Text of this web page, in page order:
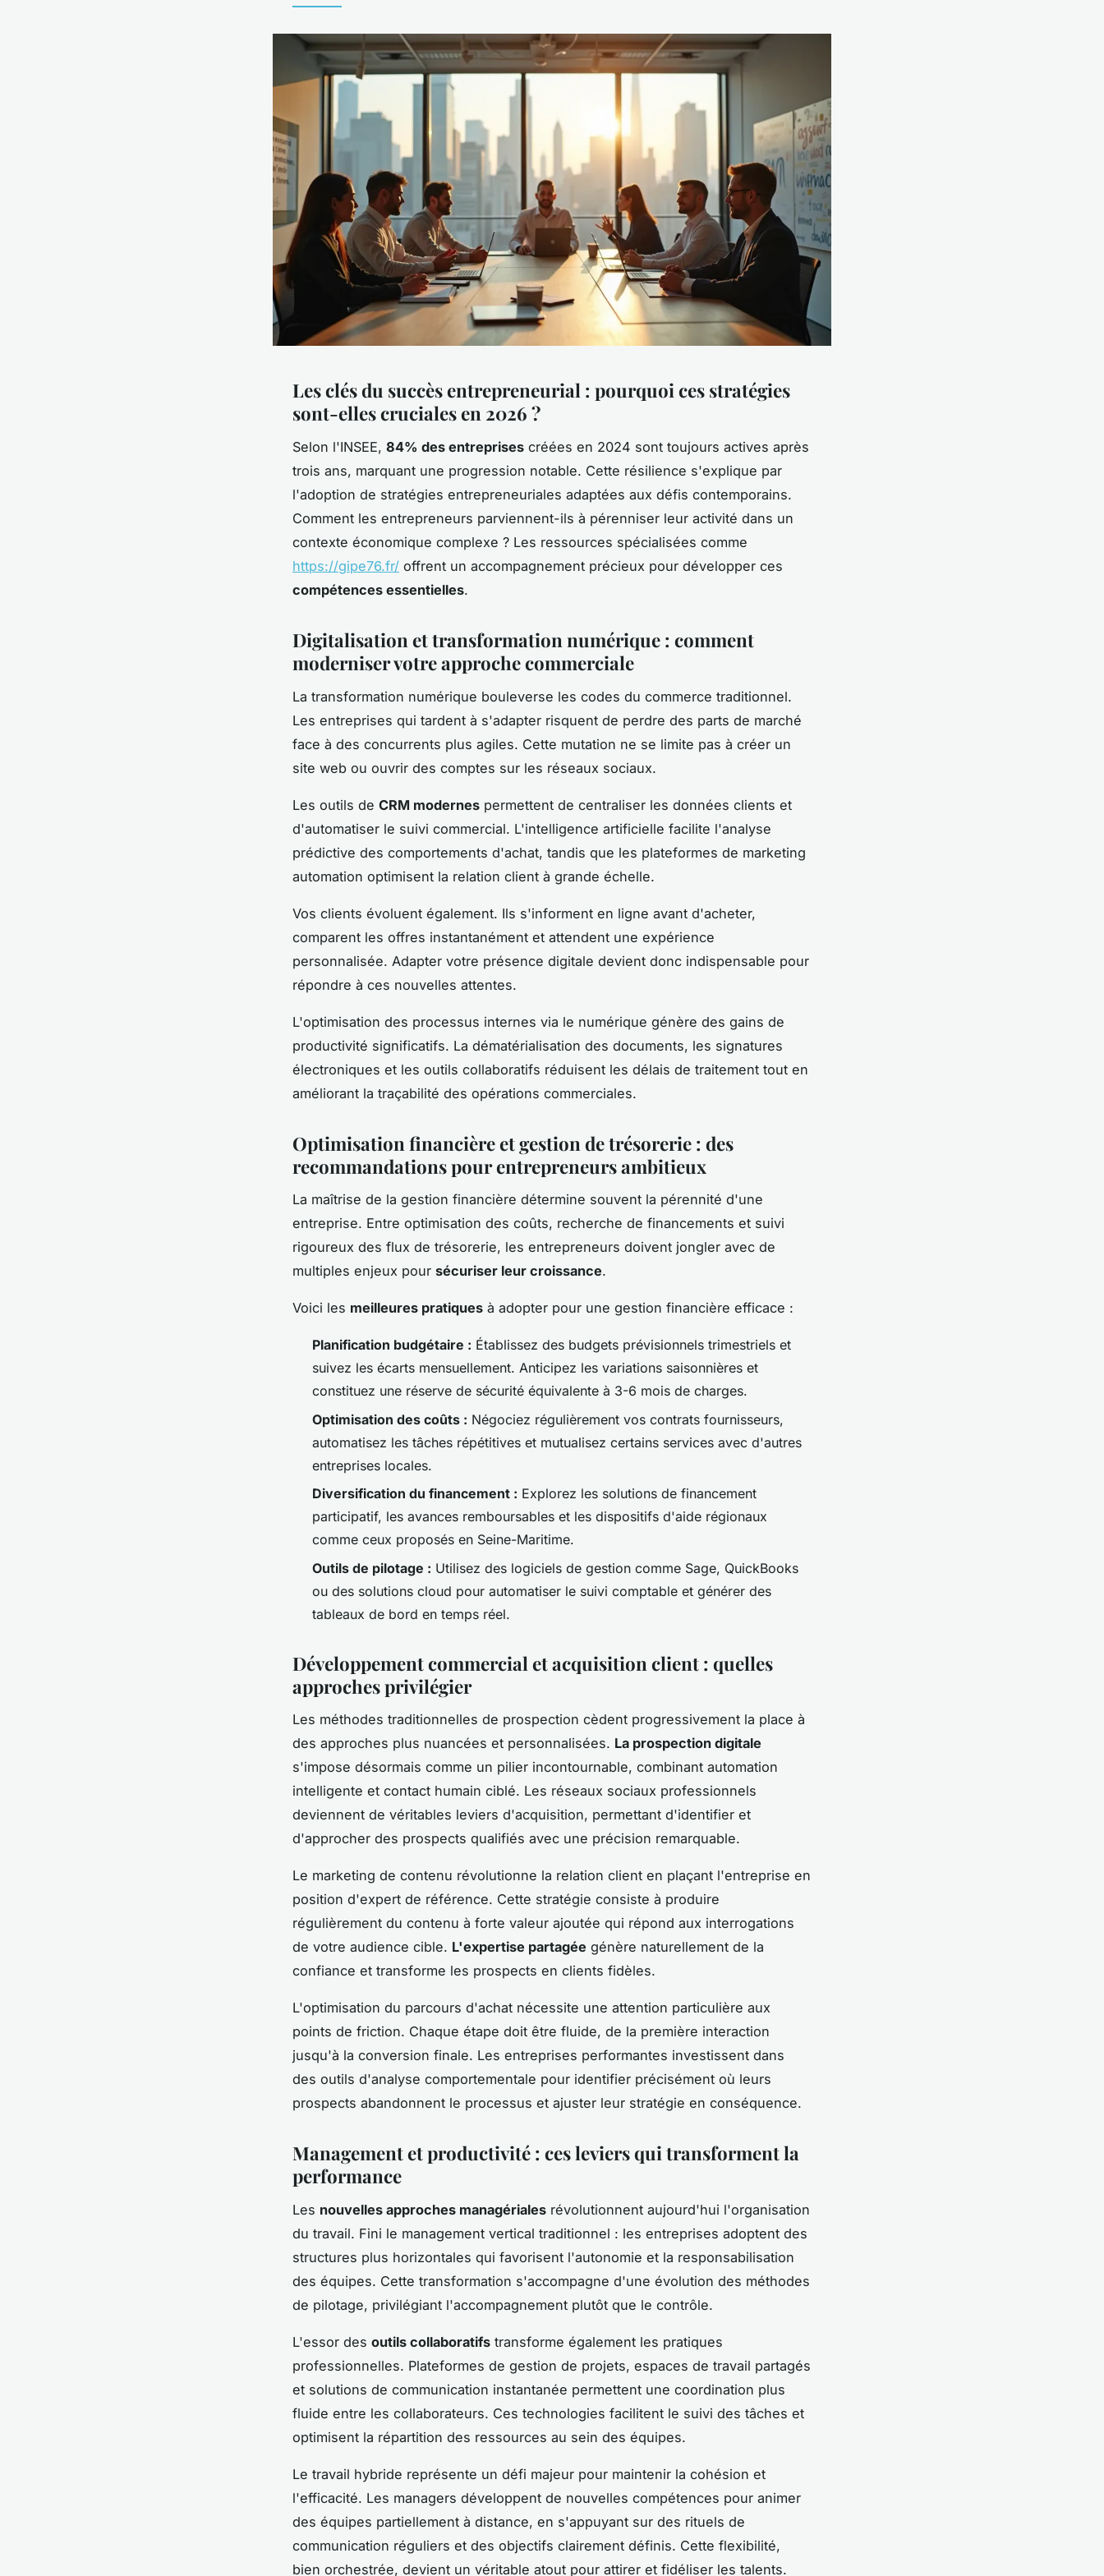
Les clés du succès entrepreneurial : pourquoi ces stratégies
sont-elles cruciales en 2026 ?
Selon l'INSEE, 84% des entreprises créées en 2024 sont toujours actives après
trois ans, marquant une progression notable. Cette résilience s'explique par
l'adoption de stratégies entrepreneuriales adaptées aux défis contemporains.
Comment les entrepreneurs parviennent-ils à pérenniser leur activité dans un
contexte économique complexe ? Les ressources spécialisées comme
https://gipe76.fr/ offrent un accompagnement précieux pour développer ces
compétences essentielles.
Digitalisation et transformation numérique : comment
moderniser votre approche commerciale
La transformation numérique bouleverse les codes du commerce traditionnel.
Les entreprises qui tardent à s'adapter risquent de perdre des parts de marché
face à des concurrents plus agiles. Cette mutation ne se limite pas à créer un
site web ou ouvrir des comptes sur les réseaux sociaux.
Les outils de CRM modernes permettent de centraliser les données clients et
d'automatiser le suivi commercial. L'intelligence artificielle facilite l'analyse
prédictive des comportements d'achat, tandis que les plateformes de marketing
automation optimisent la relation client à grande échelle.
Vos clients évoluent également. Ils s'informent en ligne avant d'acheter,
comparent les offres instantanément et attendent une expérience
personnalisée. Adapter votre présence digitale devient donc indispensable pour
répondre à ces nouvelles attentes.
L'optimisation des processus internes via le numérique génère des gains de
productivité significatifs. La dématérialisation des documents, les signatures
électroniques et les outils collaboratifs réduisent les délais de traitement tout en
améliorant la traçabilité des opérations commerciales.
Optimisation financière et gestion de trésorerie : des
recommandations pour entrepreneurs ambitieux
La maîtrise de la gestion financière détermine souvent la pérennité d'une
entreprise. Entre optimisation des coûts, recherche de financements et suivi
rigoureux des flux de trésorerie, les entrepreneurs doivent jongler avec de
multiples enjeux pour sécuriser leur croissance.
Voici les meilleures pratiques à adopter pour une gestion financière efficace :
Planification budgétaire : Établissez des budgets prévisionnels trimestriels et
suivez les écarts mensuellement. Anticipez les variations saisonnières et
constituez une réserve de sécurité équivalente à 3-6 mois de charges.
Optimisation des coûts : Négociez régulièrement vos contrats fournisseurs,
automatisez les tâches répétitives et mutualisez certains services avec d'autres
entreprises locales.
Diversification du financement : Explorez les solutions de financement
participatif, les avances remboursables et les dispositifs d'aide régionaux
comme ceux proposés en Seine-Maritime.
Outils de pilotage : Utilisez des logiciels de gestion comme Sage, QuickBooks
ou des solutions cloud pour automatiser le suivi comptable et générer des
tableaux de bord en temps réel.
Développement commercial et acquisition client : quelles
approches privilégier
Les méthodes traditionnelles de prospection cèdent progressivement la place à
des approches plus nuancées et personnalisées. La prospection digitale
s'impose désormais comme un pilier incontournable, combinant automation
intelligente et contact humain ciblé. Les réseaux sociaux professionnels
deviennent de véritables leviers d'acquisition, permettant d'identifier et
d'approcher des prospects qualifiés avec une précision remarquable.
Le marketing de contenu révolutionne la relation client en plaçant l'entreprise en
position d'expert de référence. Cette stratégie consiste à produire
régulièrement du contenu à forte valeur ajoutée qui répond aux interrogations
de votre audience cible. L'expertise partagée génère naturellement de la
confiance et transforme les prospects en clients fidèles.
L'optimisation du parcours d'achat nécessite une attention particulière aux
points de friction. Chaque étape doit être fluide, de la première interaction
jusqu'à la conversion finale. Les entreprises performantes investissent dans
des outils d'analyse comportementale pour identifier précisément où leurs
prospects abandonnent le processus et ajuster leur stratégie en conséquence.
Management et productivité : ces leviers qui transforment la
performance
Les nouvelles approches managériales révolutionnent aujourd'hui l'organisation
du travail. Fini le management vertical traditionnel : les entreprises adoptent des
structures plus horizontales qui favorisent l'autonomie et la responsabilisation
des équipes. Cette transformation s'accompagne d'une évolution des méthodes
de pilotage, privilégiant l'accompagnement plutôt que le contrôle.
L'essor des outils collaboratifs transforme également les pratiques
professionnelles. Plateformes de gestion de projets, espaces de travail partagés
et solutions de communication instantanée permettent une coordination plus
fluide entre les collaborateurs. Ces technologies facilitent le suivi des tâches et
optimisent la répartition des ressources au sein des équipes.
Le travail hybride représente un défi majeur pour maintenir la cohésion et
l'efficacité. Les managers développent de nouvelles compétences pour animer
des équipes partiellement à distance, en s'appuyant sur des rituels de
communication réguliers et des objectifs clairement définis. Cette flexibilité,
bien orchestrée, devient un véritable atout pour attirer et fidéliser les talents.